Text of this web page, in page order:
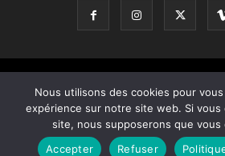
Home
© Copyright © 2021 – Created by
Nous utilisons des cookies pour
expérience sur notre site web. Si vous
site, nous supposerons que
Accepter
Refuser